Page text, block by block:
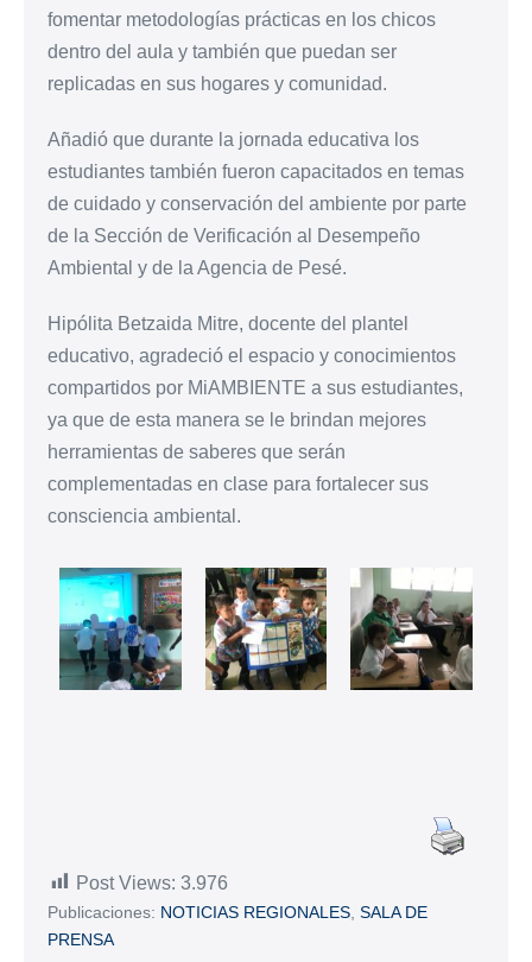
fomentar metodologías prácticas en los chicos
dentro del aula y también que puedan ser
replicadas en sus hogares y comunidad.
Añadió que durante la jornada educativa los
estudiantes también fueron capacitados en temas
de cuidado y conservación del ambiente por parte
de la Sección de Verificación al Desempeño
Ambiental y de la Agencia de Pesé.
Hipólita Betzaida Mitre, docente del plantel
educativo, agradeció el espacio y conocimientos
compartidos por MiAMBIENTE a sus estudiantes,
ya que de esta manera se le brindan mejores
herramientas de saberes que serán
complementadas en clase para fortalecer sus
consciencia ambiental.
Post Views: 3.976
Publicaciones: NOTICIAS REGIONALES SALA DE
PRENSA